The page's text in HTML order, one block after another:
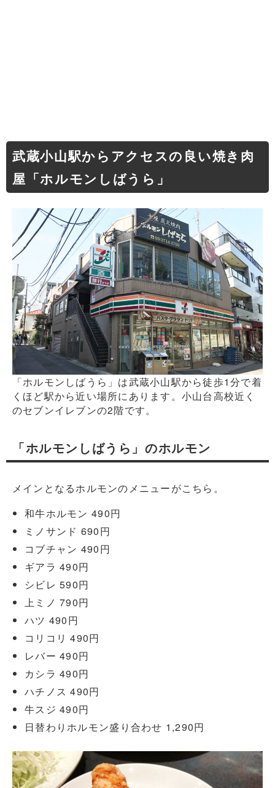
武蔵小山駅からアクセスの良い焼き肉
屋「ホルモンしばうら」
「ホルモンしばうら」は武蔵小山駅から徒歩1分で着
くほど駅から近い場所にあります。小山台高校近く
のセブンイレブンの2階です。
「ホルモンしばうら」のホルモン
メインとなるホルモンのメニューがこちら。
和牛ホルモン 490円
ミノサンド 690円
コブチャン 490円
ギアラ 490円
シビレ 590円
上ミノ 790円
ハツ 490円
コリコリ 490円
レバー 490円
カシラ 490円
ハチノス 490円
牛スジ 490円
日替わりホルモン盛り合わせ 1,290円